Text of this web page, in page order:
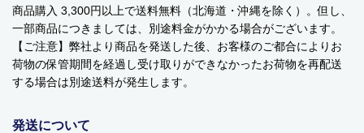
ムーミン
YOPE
kusuguru Japan
noa family
商品購入 3,300円以上で送料無料（北海道・沖縄を除く）。但し、
一部商品につきましては、別途料金がかかる場合がございます。
【ご注意】弊社より商品を発送した後、お客様のご都合によりお
荷物の保管期間を経過し受け取りができなかったお荷物を再配送
する場合は別途送料が発生します。
発送について